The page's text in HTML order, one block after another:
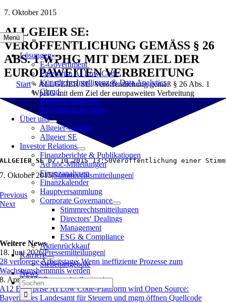
Zum
springen
Menü
Lösungen
E-Government
Enterprise AI Low Code
Künstliche Intelligenz & Data Analytics
Cloud
Business Software
Information Security
Über uns
Allgeier-Gruppe
Allgeier SE
Investor Relations
Finanzberichte & Publikationen
Ad hoc-Mitteilungen
Finanzanalysen
Finanzkalender
Hauptversammlung
Corporate Governance
Stimmrechtsmitteilungen
Directors‘ Dealings
Management
ESG & Compliance
Aktienrückkauf
Karriere
Stellenangebote
News
Suche
nach:
7. Oktober 2015
ALLGEIER SE:
VERÖFFENTLICHUNG GEMÄSS § 26 A
BS. 1 WPHG MIT DEM ZIEL DER E
UROPAWEITEN VERBREITUNG
Start» ALLGEIER SE: Veröffentlichung gemäß § 26 Abs. 1
WpHG mit dem Ziel der europaweiten Verbreitung
ALLGEIER SE 07.10.2015 13:50Veröffentlichung einer
7. Oktober 2015|Stimmrechtsmitteilungen|
Previous
Next
Weitere News
18. Juni 2026|Pressemitteilungen|
28 verlorene Arbeitstage: Wenn ineffiziente Prozesse zum
Wachstumshemmnis werden
8. April 2026|Pressemitteilungen|
A12 Enterprise AI Low Code-Plattform wird Open Source:
Bayerisches Landesamt für Steuern und mgm öffnen Quellcode